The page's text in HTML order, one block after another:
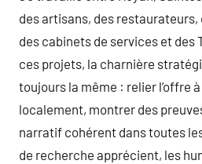
des artisans, des restaurateurs,
des cabinets de services et des
ces projets, la charnière
toujours la même : relier l’offre
localement, montrer des
narratif cohérent dans toutes
de recherche apprécient, les